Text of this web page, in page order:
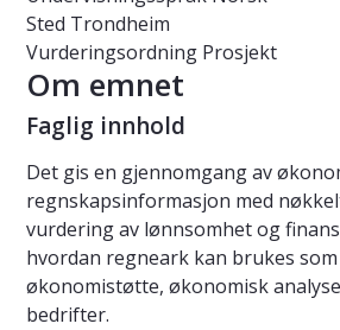
Sted Trondheim
Vurderingsordning Prosjekt
Om emnet
Faglig innhold
Det gis en gjennomgang av
regnskapsinformasjon med
vurdering av lønnsomhet og
hvordan regneark kan brukes
økonomistøtte, økonomisk
bedrifter.